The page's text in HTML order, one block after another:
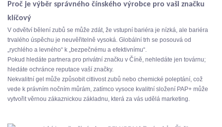
Proč je výběr správného čínského výrobce pro vaši značku
klíčový
V odvětví bělení zubů se může zdát, že vstupní bariéra je nízká, ale bariéra
trvalého úspěchu je neuvěřitelně vysoká. Globální trh se posouvá od
„rychlého a levného“ k „bezpečnému a efektivnímu“.
Pokud hledáte partnera pro privátní značku v Číně, nehledáte jen továrnu;
hledáte ochránce reputace vaší značky.
Nekvalitní gel může způsobit citlivost zubů nebo chemické poleptání, což
vede k právním nočním můrám, zatímco vysoce kvalitní složení PAP+ může
vytvořit věrnou zákaznickou základnu, která za vás udělá marketing.